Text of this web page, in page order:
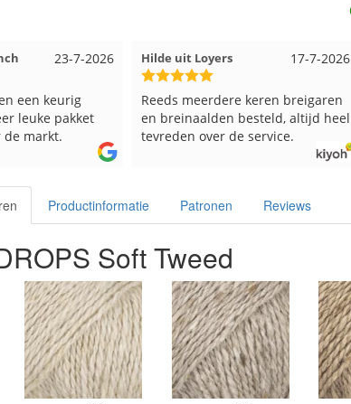
23-7-2026
een keurig
leuke pakket
de markt.
17-7-2026
Hilde uit Loyers
Reeds meerdere keren breigaren
en breinaalden besteld, altijd heel
tevreden over de service.
Productinformatie Patronen Reviews
Soft Tweed